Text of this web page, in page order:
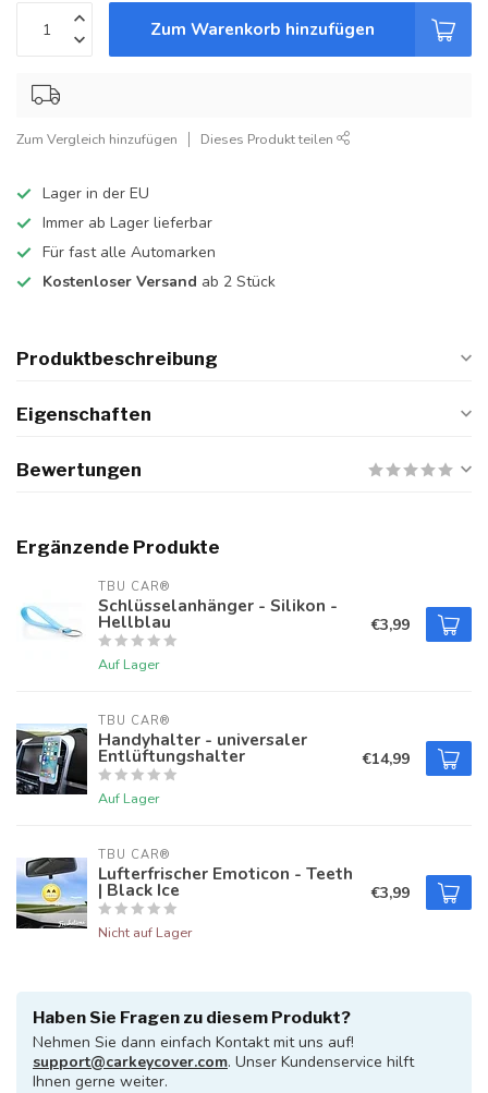
Zum Warenkorb hinzufügen
Zum Vergleich hinzufügen Dieses Produkt teilen
Lager in der EU
Immer ab Lager lieferbar
Für fast alle Automarken
Kostenloser Versand ab 2 Stück
Produktbeschreibung
Eigenschaften
Bewertungen
Ergänzende Produkte
TBU CAR®
Schlüsselanhänger - Silikon -
Hellblau
Auf Lager
€3,99
TBU CAR®
Handyhalter - universaler
Entlüftungshalter
Auf Lager
€14,99
TBU CAR®
Lufterfrischer Emoticon - Teeth
| Black Ice
Nicht auf Lager
€3,99
Haben Sie Fragen zu diesem Produkt?
Nehmen Sie dann einfach Kontakt mit uns auf!
support@carkeycover.com. Unser Kundenservice hilft
Ihnen gerne weiter.